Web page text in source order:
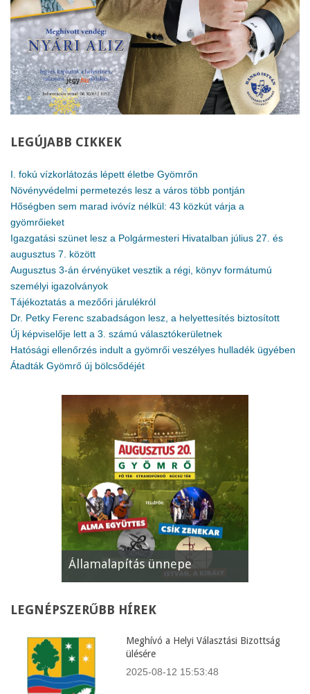
LEGÚJABB CIKKEK
I. fokú vízkorlátozás lépett életbe Gyömrőn
Növényvédelmi permetezés lesz a város több pontján
Hőségben sem marad ivóvíz nélkül: 43 közkút várja a
gyömrőieket
Igazgatási szünet lesz a Polgármesteri Hivatalban július 27. és
augusztus 7. között
Augusztus 3-án érvényüket vesztik a régi, könyv formátumú
személyi igazolványok
Tájékoztatás a mezőőri járulékról
Dr. Petky Ferenc szabadságon lesz, a helyettesítés biztosított
Új képviselője lett a 3. számú választókerületnek
Hatósági ellenőrzés indult a gyömrői veszélyes hulladék ügyében
Átadták Gyömrő új bölcsődéjét
Államalapítás ünnepe
LEGNÉPSZERŰBB HÍREK
Meghívó a Helyi Választási Bizottság
ülésére
2025-08-12 15:53:48